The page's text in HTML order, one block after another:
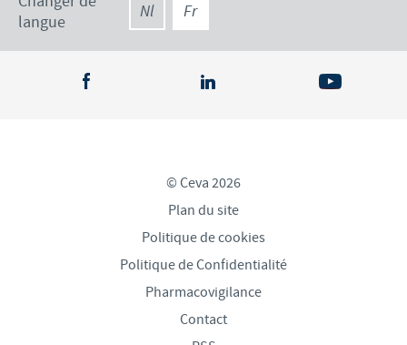
langue
Nl Fr
© Ceva 2026
Plan du site
Politique de cookies
Politique de Confidentialité
Pharmacovigilance
Contact